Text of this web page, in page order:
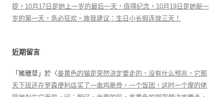
提，10月17日是她上一岁的最后一天，值得纪念，10月19日是她新一
岁的第一天，务必狂欢。故我建议：生日小长假连放三天！
近期留言
「 豬籠草 」於〈姜黄色的猫是突然決定要走的，没有什么预兆，它那
天下班还在罗森便利店买了一串鸡脆骨，一个饭团，这时一个摩的佬